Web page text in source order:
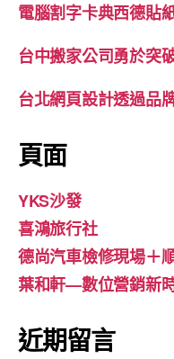
電腦割字卡典西德貼
台中搬家公司勇於突
台北網頁設計透過品
頁面
YKS沙發
喜鴻旅行社
德尚汽車檢修現場＋
葉和軒—數位營銷新
近期留言